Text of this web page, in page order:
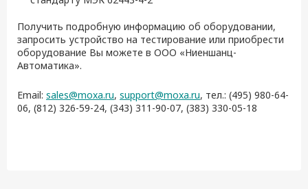
Получить подробную информацию об оборудовании,
запросить устройство на тестирование или приобрести
оборудование Вы можете в ООО «Ниеншанц-
Автоматика».
Email: sales@moxa.ru, support@moxa.ru, тел.: (495) 980-64-
06, (812) 326-59-24, (343) 311-90-07, (383) 330-05-18